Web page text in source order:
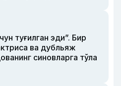
туғилган эди”. Бир
ва дубльяж
синовларга тўла